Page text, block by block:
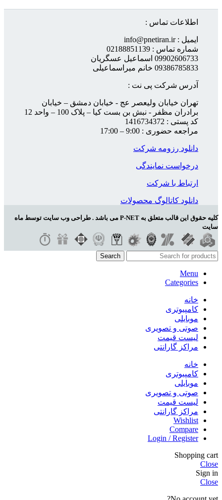
اطلاعات تماس :
ایمیل : info@pnetiran.ir
شماره تماس : 02188851139
09902606733 اسماعیل عسگریان
09386785833 خانم میراسماعیلی
آدرس شرکت پی نت :
تهران خیابان ولیعصر عج - خیابان دمشق – خیابان
برادران مظفر - نبش بن بست کیا – پلاک 100 – واحد 12
کد پستی : 1416734372
مراجعه حضوری : 9:00 – 17:00
دانلود رزومه شرکت
درخواست نمایندگی
ارتباط با شرکت
دانلود کاتالوگ محصولات
کلیه حقوق این قالب متعلق به P-NET می باشد . طراحی وب سایت توسط ماه
سایت
Search
Menu
Categories
خانه
کامپیوتری
موبایلی
صوتی و تصویری
لیست قیمت
مراکز گارانتی
خانه
کامپیوتری
موبایلی
صوتی و تصویری
لیست قیمت
مراکز گارانتی
Wishlist
Compare
Login / Register
Shopping cart
Close
Sign in
Close